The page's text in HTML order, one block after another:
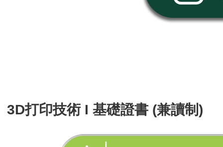
3D打印技術 I 基礎證書 (兼讀制)